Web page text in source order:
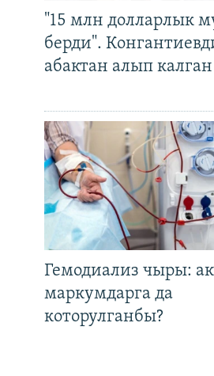
"15 млн долларлык
берди".
абактан алып
Гемодиализ чыры:
маркумдарга да
которулганбы?